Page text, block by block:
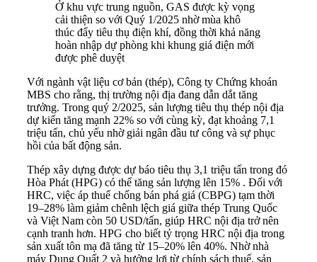
Ở khu vực trung nguồn, GAS được kỳ vọng
cải thiện so với Quý 1/2025 nhờ mùa khô
thúc đẩy tiêu thụ điện khí, đồng thời khả năng
hoàn nhập dự phòng khi khung giá điện mới
được phê duyệt
Với ngành vật liệu cơ bản (thép), Công ty Chứng khoán
MBS cho rằng, thị trường nội địa đang dẫn dắt tăng
trưởng. Trong quý 2/2025, sản lượng tiêu thụ thép nội địa
dự kiến tăng mạnh 22% so với cùng kỳ, đạt khoảng 7,1
triệu tấn, chủ yếu nhờ giải ngân đầu tư công và sự phục
hồi của bất động sản.
Thép xây dựng được dự báo tiêu thụ 3,1 triệu tấn trong đó
Hòa Phát (HPG) có thể tăng sản lượng lên 15% . Đối với
HRC, việc áp thuế chống bán phá giá (CBPG) tạm thời
19–28% làm giảm chênh lệch giá giữa thép Trung Quốc
và Việt Nam còn 50 USD/tấn, giúp HRC nội địa trở nên
cạnh tranh hơn. HPG cho biết tỷ trọng HRC nội địa trong
sản xuất tôn mạ đã tăng từ 15–20% lên 40%. Nhờ nhà
máy Dung Quất 2 và hưởng lợi từ chính sách thuế, sản